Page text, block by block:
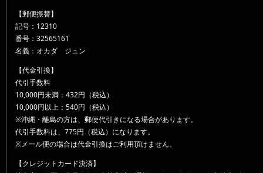
【郵便振替】
記号：12310
番号：32565161
名義：オカダ ジュン
【代金引換】
代引手数料
10,000円未満：432円（税込）
10,000円以上：540円（税込）
※沖縄・離島の方は、郵便代引きになる場合があります。
代引手数料は、775円（税込）になります。
※メール便の場合は代金引換はご利用頂けません。
【クレジットカード決済】